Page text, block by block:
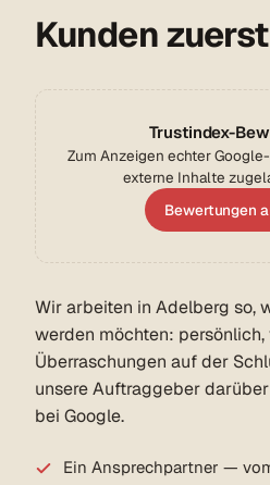
Kunden
Trustindex-
Zum Anzeigen echter
externe Inhalte
Bewertungen
Wir arbeiten in Adelberg so,
werden möchten:
Überraschungen auf der
unsere Auftraggeber
bei Google.
Ein Ansprechpartner —